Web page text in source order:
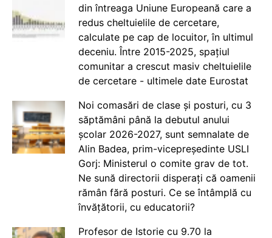
din întreaga Uniune Europeană care a
redus cheltuielile de cercetare,
calculate pe cap de locuitor, în ultimul
deceniu. Între 2015-2025, spațiul
comunitar a crescut masiv cheltuielile
de cercetare - ultimele date Eurostat
Noi comasări de clase și posturi, cu 3
săptămâni până la debutul anului
școlar 2026-2027, sunt semnalate de
Alin Badea, prim-vicepreședinte USLI
Gorj: Ministerul o comite grav de tot.
Ne sună directorii disperați că oamenii
rămân fără posturi. Ce se întâmplă cu
învățătorii, cu educatorii?
Profesor de Istorie cu 9.70 la